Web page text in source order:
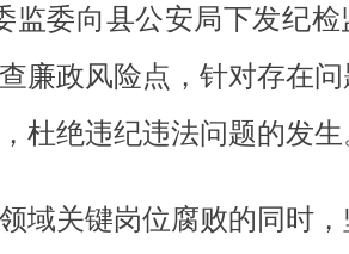
委向县公安局下发纪检
廉政风险点，针对存在
杜绝违纪违法问题的发生
域关键岗位腐败的同时